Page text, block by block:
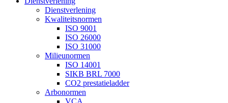
Dienstverlening
Kwaliteitsnormen
ISO 9001
ISO 26000
ISO 31000
Milieunormen
ISO 14001
SIKB BRL 7000
CO2 prestatieladder
Arbonormen
VCA